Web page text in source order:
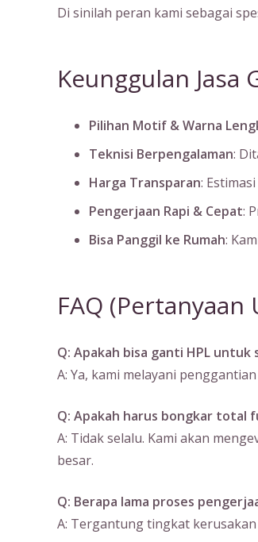
Di sinilah peran kami sebagai
Keunggulan Jasa
Pilihan Motif & Warna
Teknisi Berpengalaman:
Harga Transparan:
Pengerjaan Rapi & Cepat:
Bisa Panggil ke Rumah:
FAQ (Pertanyaan
Q: Apakah bisa ganti HPL
A: Ya, kami melayani
Q: Apakah harus bongkar total
A: Tidak selalu. Kami akan
besar.
Q: Berapa lama proses
A: Tergantung tingkat